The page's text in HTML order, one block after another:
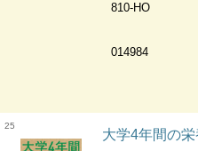
810-HO
014984
25
大学4年間の